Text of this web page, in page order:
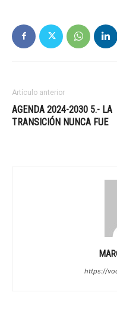
Artículo anterior
AGENDA 2024-2030 5.- LA
TRANSICIÓN NUNCA FUE
https://